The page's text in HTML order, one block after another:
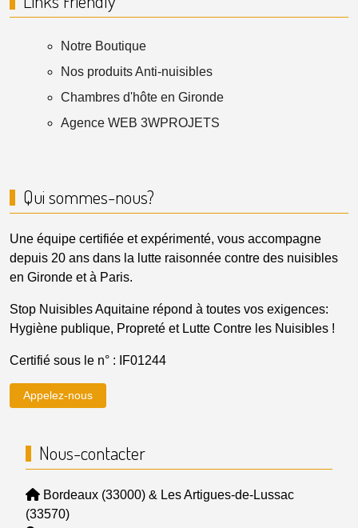
Notre Boutique
Nos produits Anti-nuisibles
Chambres d'hôte en Gironde
Agence WEB 3WPROJETS
Qui sommes-nous?
Une équipe certifiée et expérimenté, vous accompagne
depuis 20 ans dans la lutte raisonnée contre des nuisibles
en Gironde et à Paris.
Stop Nuisibles Aquitaine répond à toutes vos exigences:
Hygiène publique, Propreté et Lutte Contre les Nuisibles !
Certifié sous le n° : IF01244
Appelez-nous
Nous-contacter
Bordeaux (33000) & Les Artigues-de-Lussac
(33570)